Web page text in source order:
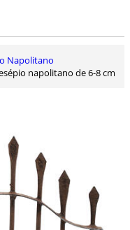
Napolitano
napolitano de 6-8 cm